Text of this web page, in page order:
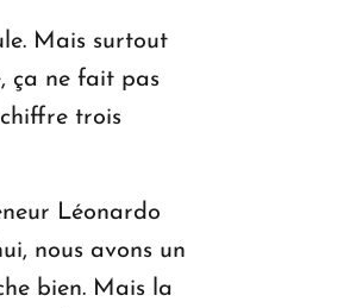
Mais surtout
ça ne fait pas
trois
Léonardo
nous avons un
bien. Mais la